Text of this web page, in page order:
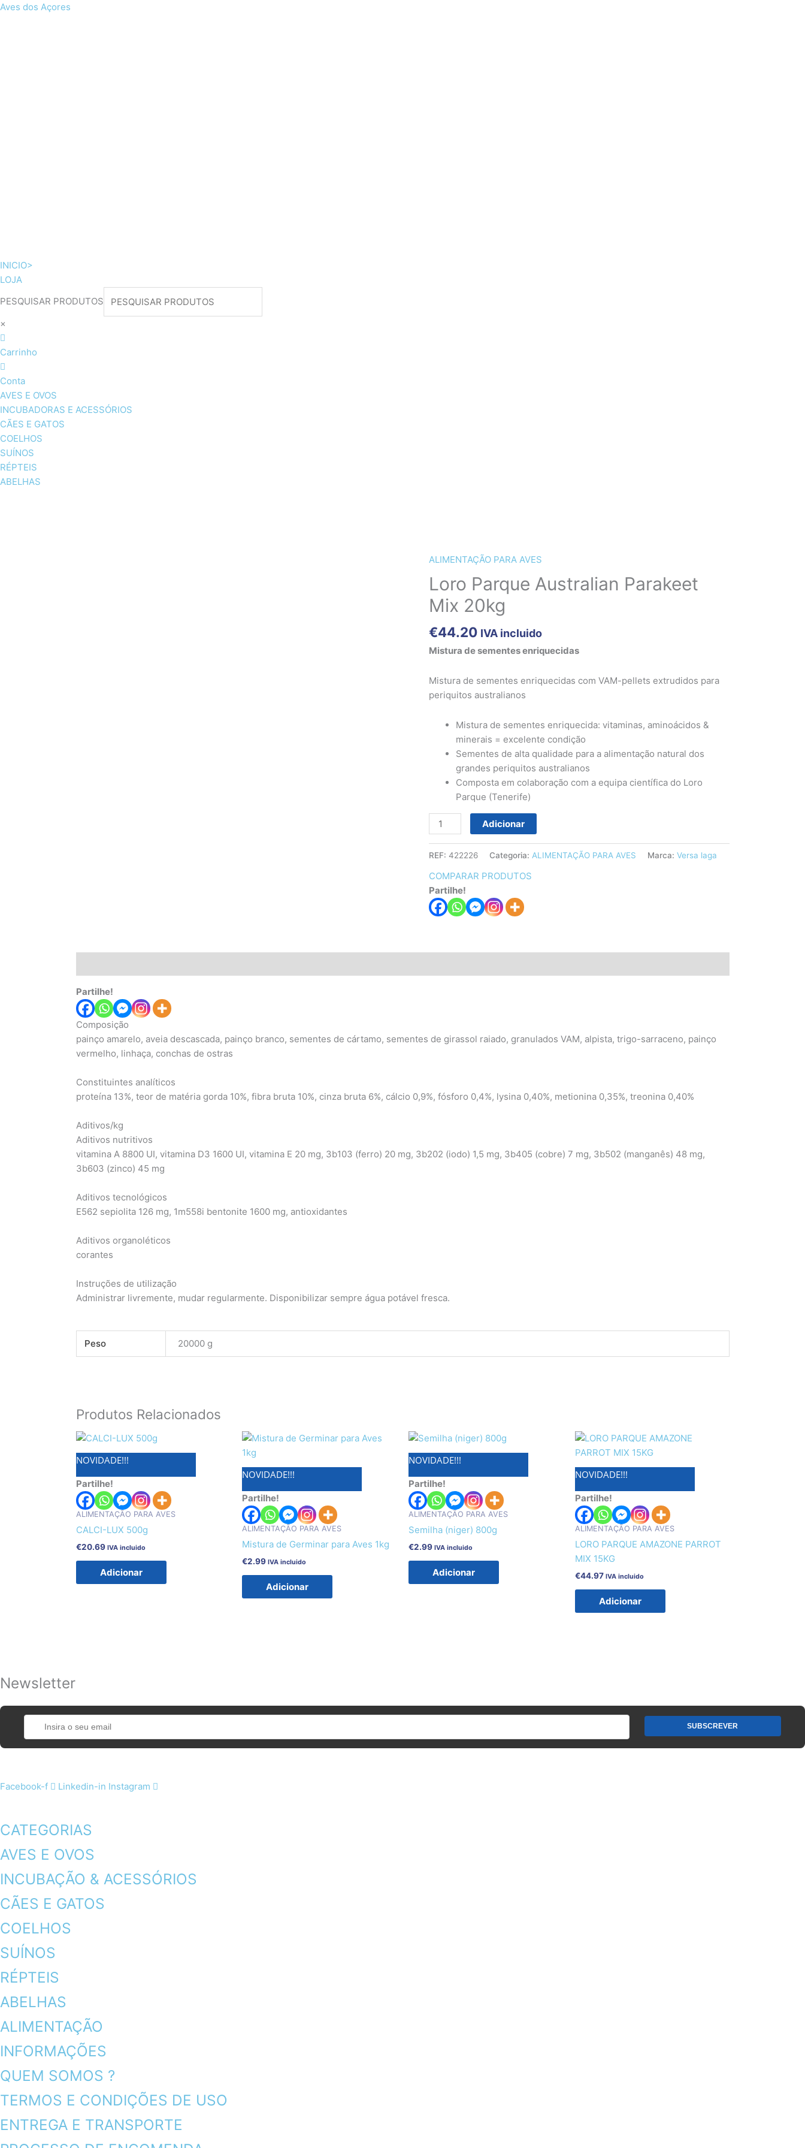
Skip
Aves dos Açores
INICIO>
LOJA
PESQUISAR PRODUTOS
×
Carrinho
Conta
AVES E OVOS
INCUBADORAS E ACESSÓRIOS
CÃES E GATOS
COELHOS
SUÍNOS
RÉPTEIS
ABELHAS
ALIMENTAÇÃO PARA AVES
Loro Parque Australian Parakeet
Mix 20kg
€44.20 IVA incluido
Mistura de sementes enriquecidas
Mistura de sementes enriquecidas com VAM-pellets extrudidos para
periquitos australianos
Mistura de sementes enriquecida: vitaminas, aminoácidos &
minerais = excelente condição
Sementes de alta qualidade para a alimentação natural dos
grandes periquitos australianos
Composta em colaboração com a equipa científica do Loro
Parque (Tenerife)
Quantidade
de
Loro
Parque
Parakeet
Mix
Adicionar
REF: 422226 Categoria: ALIMENTAÇÃO PARA AVES Marca: Versa laga
COMPARAR PRODUTOS
Partilhe!
Partilhe!
Composição
painço amarelo, aveia descascada, painço branco, sementes de cártamo, sementes de girassol raiado, granulados VAM, alpista, trigo-sarraceno, painço
vermelho, linhaça, conchas de ostras
Constituintes analíticos
proteína 13%, teor de matéria gorda 10%, fibra bruta 10%, cinza bruta 6%, cálcio 0,9%, fósforo 0,4%, lysina 0,40%, metionina 0,35%, treonina 0,40%
Aditivos/kg
Aditivos nutritivos
vitamina A 8800 UI, vitamina D3 1600 UI, vitamina E 20 mg, 3b103 (ferro) 20 mg, 3b202 (iodo) 1,5 mg, 3b405 (cobre) 7 mg, 3b502 (manganês) 48 mg,
3b603 (zinco) 45 mg
Aditivos tecnológicos
E562 sepiolita 126 mg, 1m558i bentonite 1600 mg, antioxidantes
Aditivos organoléticos
corantes
Instruções de utilização
Administrar livremente, mudar regularmente. Disponibilizar sempre água potável fresca.
Peso 20000 g
Produtos Relacionados
NOVIDADE!!!
Partilhe!
ALIMENTAÇÃO PARA AVES
CALCI-LUX 500g
€20.69 IVA incluido
Adicionar
NOVIDADE!!!
Partilhe!
ALIMENTAÇÃO PARA AVES
Mistura de Germinar para Aves 1kg
€2.99 IVA incluido
Adicionar
NOVIDADE!!!
Partilhe!
ALIMENTAÇÃO PARA AVES
Semilha (niger) 800g
€2.99 IVA incluido
Adicionar
NOVIDADE!!!
Partilhe!
ALIMENTAÇÃO PARA AVES
LORO PARQUE AMAZONE PARROT
MIX 15KG
€44.97 IVA incluido
Adicionar
Newsletter
Facebook-f Linkedin-in Instagram
CATEGORIAS
AVES E OVOS
INCUBAÇÃO & ACESSÓRIOS
CÃES E GATOS
COELHOS
SUÍNOS
RÉPTEIS
ABELHAS
ALIMENTAÇÃO
INFORMAÇÕES
QUEM SOMOS ?
TERMOS E CONDIÇÕES DE USO
ENTREGA E TRANSPORTE